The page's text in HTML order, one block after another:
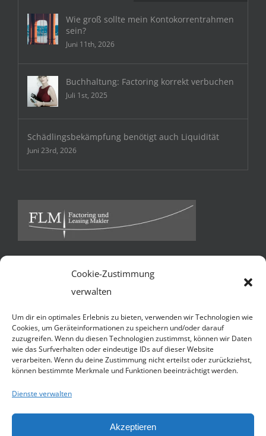
Cookie-Zustimmung
verwalten
Um dir ein optimales Erlebnis zu bieten, verwenden wir Technologien wie
Cookies, um Geräteinformationen zu speichern und/oder darauf
zuzugreifen. Wenn du diesen Technologien zustimmst, können wir Daten
wie das Surfverhalten oder eindeutige IDs auf dieser Website
verarbeiten. Wenn du deine Zustimmung nicht erteilst oder zurückziehst,
können bestimmte Merkmale und Funktionen beeinträchtigt werden.
Dienste verwalten
Akzeptieren
Wie groß sollte mein Kontokorrentrahmen
sein?
Juni 11th, 2026
Buchhaltung: Factoring korrekt verbuchen
Juli 1st, 2025
Schädlingsbekämpfung benötigt auch Liquidität
Juni 23rd, 2026
Ballindamm 13 * 20095 Hamburg
Telefon:+49 40 3252 7941
Handy:+49 1590 4509055 (N. Jacobsen)
Website:http://flmakler.de